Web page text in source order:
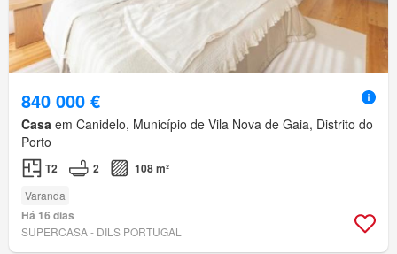
840 000 €
Casa em Canidelo, Município de Vila Nova de Gaia, Distrito do
Porto
T2 2 108 m²
Varanda
Há 16 dias
SUPERCASA - DILS PORTUGAL